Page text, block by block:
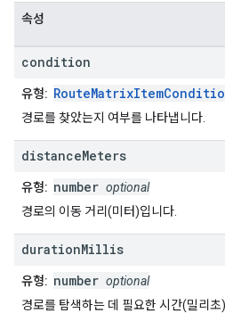
속성
condition
유형:
경로를 찾았는지 여부를 나타냅니다.
distanceMeters
유형: number optional
경로의 이동 거리(미터)입니다.
durationMillis
유형: number optional
경로를 탐색하는 데 필요한 시간(밀리초